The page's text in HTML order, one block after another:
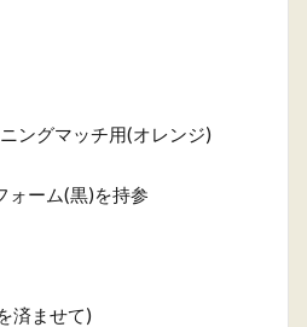
ングマッチ用(オレンジ)
ーム(黒)を持参
済ませて)